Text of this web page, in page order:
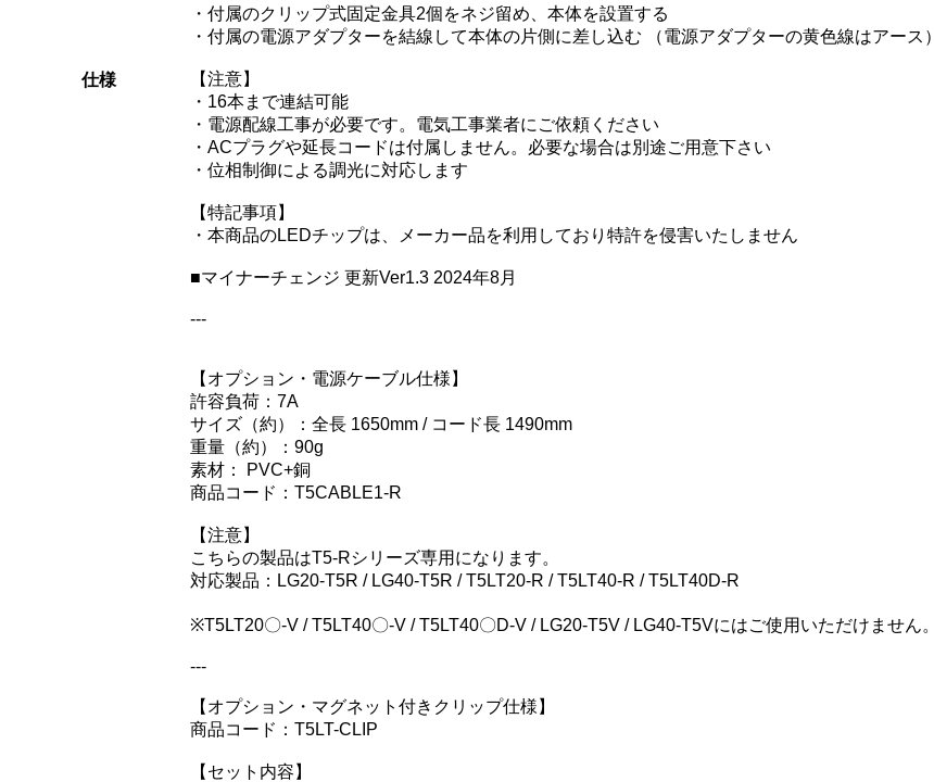
仕様
・付属のクリップ式固定金具2個をネジ留め、本体を設置する
・付属の電源アダプターを結線して本体の片側に差し込む （電源アダプターの黄色線はアース）
【注意】
・16本まで連結可能
・電源配線工事が必要です。電気工事業者にご依頼ください
・ACプラグや延長コードは付属しません。必要な場合は別途ご用意下さい
・位相制御による調光に対応します
【特記事項】
・本商品のLEDチップは、メーカー品を利用しており特許を侵害いたしません
■マイナーチェンジ 更新Ver1.3 2024年8月
---
【オプション・電源ケーブル仕様】
許容負荷：7A
サイズ（約）：全長 1650mm / コード長 1490mm
重量（約）：90g
素材： PVC+銅
商品コード：T5CABLE1-R
【注意】
こちらの製品はT5-Rシリーズ専用になります。
対応製品：LG20-T5R / LG40-T5R / T5LT20-R / T5LT40-R / T5LT40D-R
※T5LT20〇-V / T5LT40〇-V / T5LT40〇D-V / LG20-T5V / LG40-T5Vにはご使用いただけません。
---
【オプション・マグネット付きクリップ仕様】
商品コード：T5LT-CLIP
【セット内容】